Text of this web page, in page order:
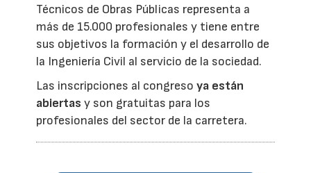
Técnicos de Obras Públicas representa a
más de 15.000 profesionales y tiene entre
sus objetivos la formación y el desarrollo de
la Ingeniería Civil al servicio de la sociedad.
Las inscripciones al congresoya están
abiertas y son gratuitas para los
profesionales del sector de la carretera.